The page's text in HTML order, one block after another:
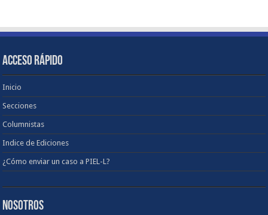
ACCESO RÁPIDO
Inicio
Secciones
Columnistas
Indice de Ediciones
¿Cómo enviar un caso a PIEL-L?
NOSOTROS